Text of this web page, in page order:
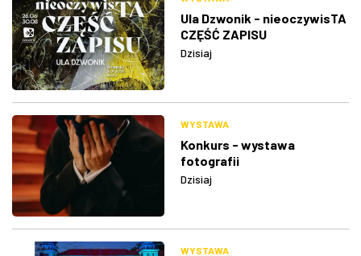
Ula Dzwonik - nieoczywisTA
CZĘŚĆ ZAPISU
Dzisiaj
WYSTAWA
Konkurs - wystawa
fotografii
Dzisiaj
WYSTAWA